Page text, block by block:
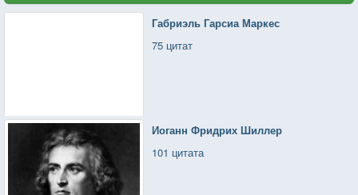
Габриэль Гарсиа Маркес
75 цитат
Иоганн Фридрих Шиллер
101 цитата